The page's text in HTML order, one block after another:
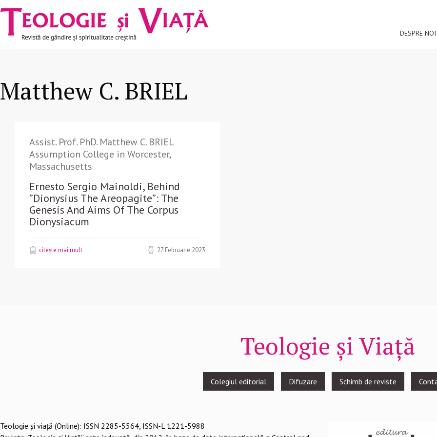
Mergi la conţinutul principal
Navigare
principală
DESPRE NOI
Matthew C. BRIEL
Assist. Prof. PhD. Matthew C. BRIEL
Assumption College in Worcester,
Massachusetts
Ernesto Sergio Mainoldi, Behind
”Dionysius The Areopagite”: The
Genesis And Aims Of The Corpus
Dionysiacum
citește mai mult 27 Februarie 2023
Teologie și Viață
Colegiul editorial Difuzare Schimb de reviste
Teologie şi viaţă (Online): ISSN 2285-5564, ISSN-L 1221-5988